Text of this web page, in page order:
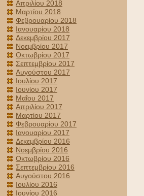
Απριλίου 2018
Μαρτίου 2018
Φεβρουαρίου 2018
Ιανουαρίου 2018
Δεκεμβρίου 2017
Νοεμβρίου 2017
Οκτωβρίου 2017
Σεπτεμβρίου 2017
Αυγούστου 2017
Ιουλίου 2017
Ιουνίου 2017
Μαΐου 2017
Απριλίου 2017
Μαρτίου 2017
Φεβρουαρίου 2017
Ιανουαρίου 2017
Δεκεμβρίου 2016
Νοεμβρίου 2016
Οκτωβρίου 2016
Σεπτεμβρίου 2016
Αυγούστου 2016
Ιουλίου 2016
Ιουνίου 2016